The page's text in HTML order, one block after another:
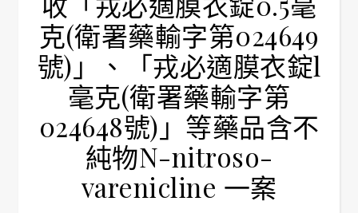
克(衛署藥輸字第024649
號)」、「戎必適膜衣錠l
毫克(衛署藥輸字第
024648號)」等藥品含不
純物N-nitroso-
varenicline 一案